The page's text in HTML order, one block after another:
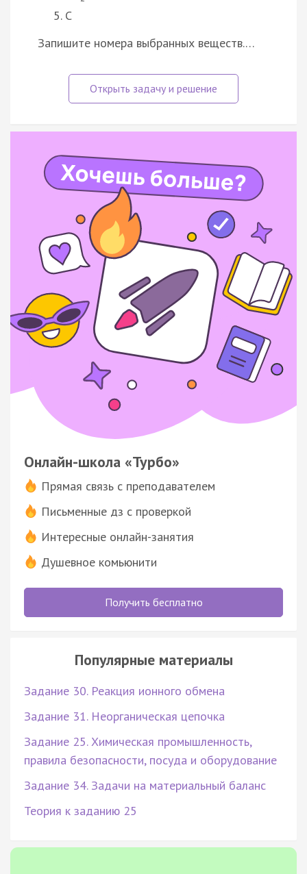
C
Запишите номера выбранных веществ.…
Онлайн-школа «Турбо»
Прямая связь с преподавателем
Письменные дз с проверкой
Интересные онлайн-занятия
Душевное комьюнити
Получить бесплатно
Популярные материалы
Задание 30. Реакция ионного обмена
Задание 31. Неорганическая цепочка
Задание 25. Химическая промышленность,
правила безопасности, посуда и оборудование
Задание 34. Задачи на материальный баланс
Теория к заданию 25